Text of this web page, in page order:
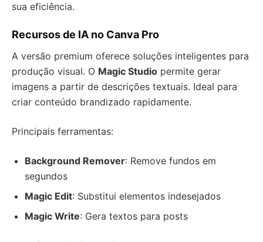
sua eficiência.
Recursos de IA no Canva Pro
A versão premium oferece soluções inteligentes para
produção visual. O Magic Studio permite gerar
imagens a partir de descrições textuais. Ideal para
criar conteúdo brandizado rapidamente.
Principais ferramentas:
Background Remover: Remove fundos em
segundos
Magic Edit: Substitui elementos indesejados
Magic Write: Gera textos para posts